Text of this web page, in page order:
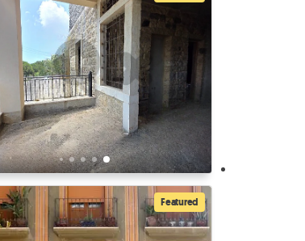
Featured